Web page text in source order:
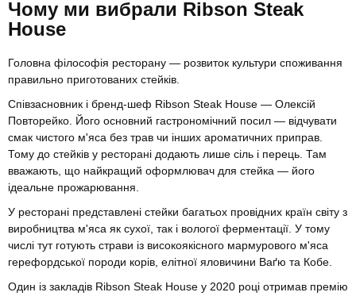
Чому ми вибрали Ribson Steak
House
Головна філософія ресторану — розвиток культури споживання
правильно приготованих стейків.
Співзасновник і бренд-шеф Ribson Steak House — Олексій
Повторейко. Його основний гастрономічний посил — відчувати
смак чистого м'яса без трав чи інших ароматичних приправ.
Тому до стейків у ресторані додають лише сіль і перець. Там
вважають, що найкращий оформлювач для стейка — його
ідеальне прожарювання.
У ресторані представлені стейки багатьох провідних країн світу з
виробництва м'яса як сухої, так і вологої ферментації. У тому
числі тут готують страви із високоякісного мармурового м'яса
герефордської породи корів, елітної яловичини Ваґю та Кобе.
Один із закладів Ribson Steak House у 2020 році отримав премію